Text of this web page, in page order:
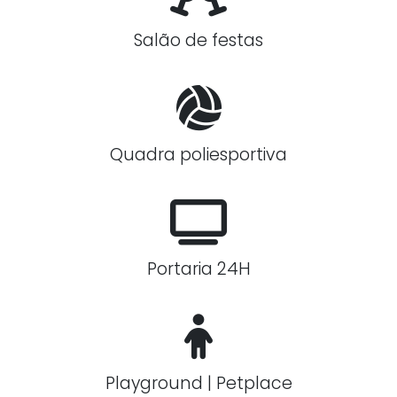
Salão de festas
Quadra poliesportiva
Portaria 24H
Playground | Petplace